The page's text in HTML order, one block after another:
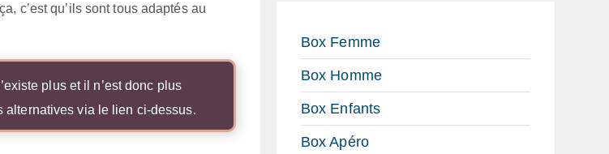
c’est qu’ils sont tous adaptés au
plus et il n’est donc plus
alternatives via le lien ci-dessus.
Box Femme
Box Homme
Box Enfants
Box Apéro